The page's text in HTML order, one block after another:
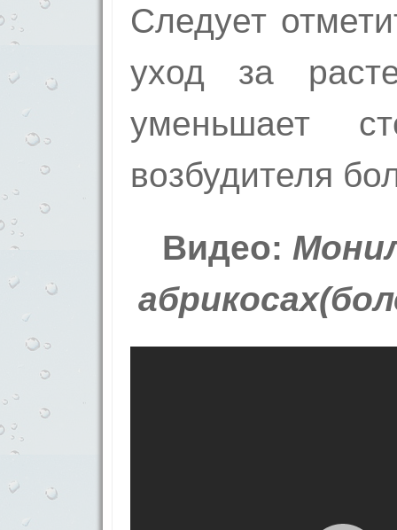
Следует
уход за
уменьшает
возбудителя
Видео: